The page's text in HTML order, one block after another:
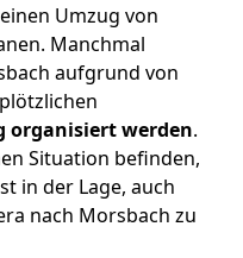
Umzug von
Manchmal
aufgrund von
organisiert werden.
Situation befinden,
in der Lage, auch
nach Morsbach zu